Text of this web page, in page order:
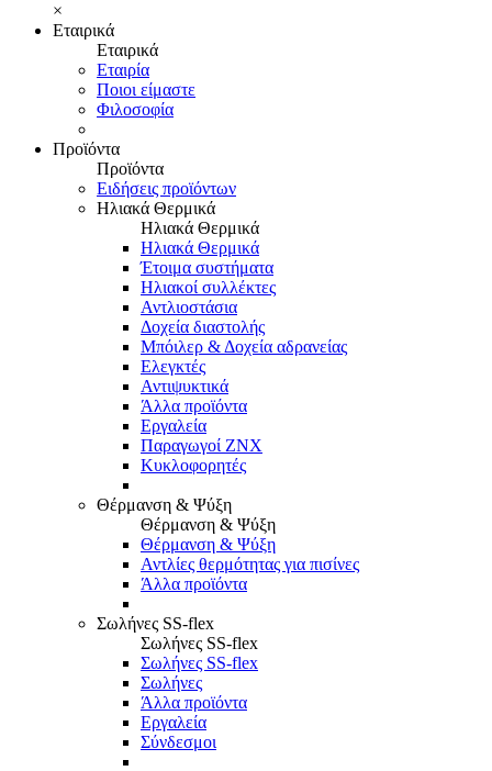
×
Εταιρικά
Εταιρικά
Εταιρία
Ποιοι είμαστε
Φιλοσοφία
Προϊόντα
Προϊόντα
Ειδήσεις προϊόντων
Ηλιακά Θερμικά
Ηλιακά Θερμικά
Ηλιακά Θερμικά
Έτοιμα συστήματα
Ηλιακοί συλλέκτες
Αντλιοστάσια
Δοχεία διαστολής
Μπόιλερ & Δοχεία αδρανείας
Ελεγκτές
Αντιψυκτικά
Άλλα προϊόντα
Εργαλεία
Παραγωγοί ΖΝΧ
Κυκλοφορητές
Θέρμανση & Ψύξη
Θέρμανση & Ψύξη
Θέρμανση & Ψύξη
Αντλίες θερμότητας για πισίνες
Άλλα προϊόντα
Σωλήνες SS-flex
Σωλήνες SS-flex
Σωλήνες SS-flex
Σωλήνες
Άλλα προϊόντα
Εργαλεία
Σύνδεσμοι